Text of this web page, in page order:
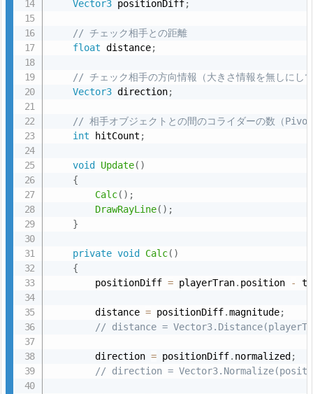
Vector3 positionDiff;
// チェック相手との距離
float distance;
// チェック相手の方向情報（大きさ情報を無しにし
Vector3 direction;
// 相手オブジェクトとの間のコライダーの数（
int hitCount ;
void Update( )
{
Calc( ) ;
DrawRayLine( ) ;
}
private void Calc( )
{
        positionDiff
= playerTran. position -
        distance
= positionDiff.magnitude;
// distance =
        direction
= positionDiff. normalized ;
// direction =